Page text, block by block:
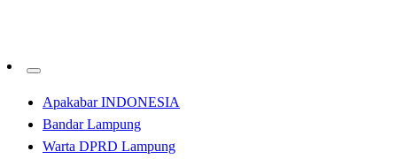
Apakabar INDONESIA
Bandar Lampung
Warta DPRD Lampung